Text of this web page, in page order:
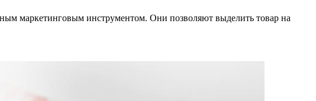
маркетинговым инструментом. Они позволяют выделить товар на